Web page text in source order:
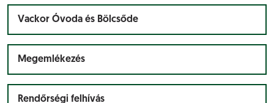
Vackor Óvoda és Bölcsőde
Megemlékezés
Rendőrségi felhívás